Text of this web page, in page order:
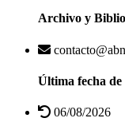
Archivo y
Última fecha de
06/08/2026